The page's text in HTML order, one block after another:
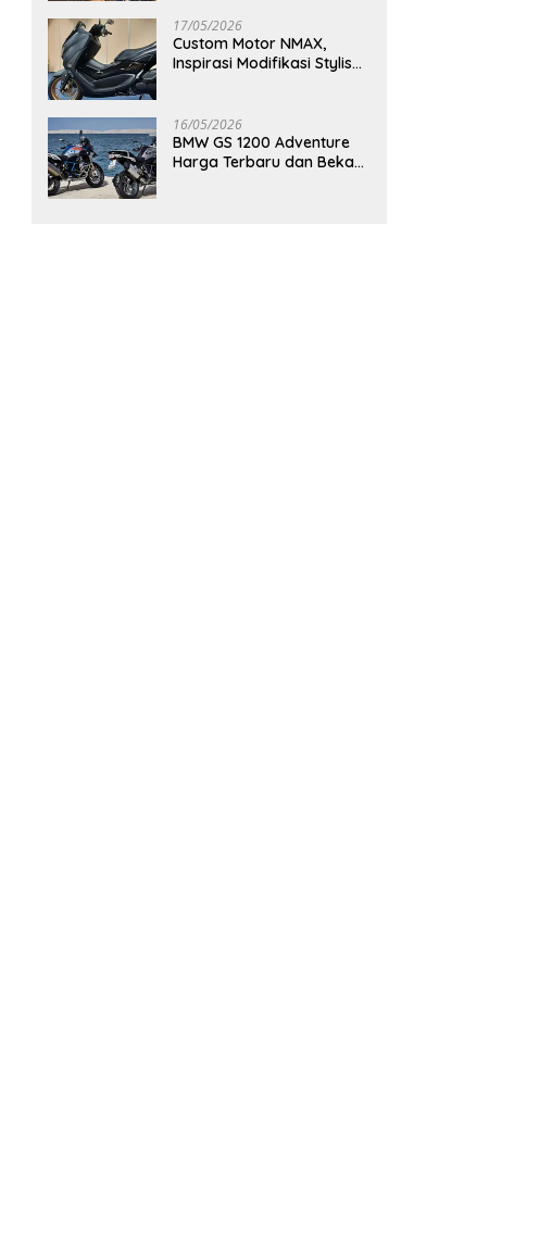
17/05/2026
Custom Motor NMAX,
Inspirasi Modifikasi Stylish
16/05/2026
BMW GS 1200 Adventure
Harga Terbaru dan Bekas,